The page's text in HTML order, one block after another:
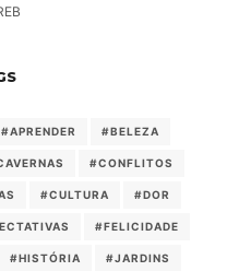
#APRENDER #BELEZA
#CONFLITOS
#CULTURA #DOR
#FELICIDADE
#HISTÓRIA #JARDINS